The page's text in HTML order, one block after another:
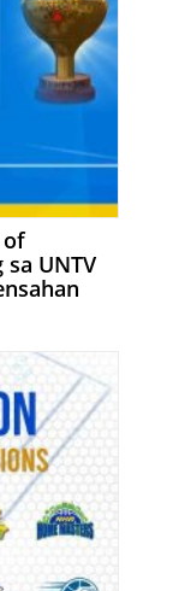
of
UNTV